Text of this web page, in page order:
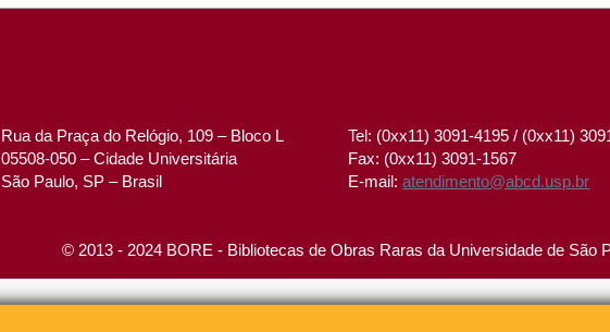
Rua da Praça do Relógio, 109 – Bloco L
05508-050 – Cidade Universitária
São Paulo, SP – Brasil
Tel: (0xx11) 3091-4195 / (0xx11)
Fax: (0xx11) 3091-1567
E-mail:atendimento@abcd.usp.br
© 2013 - 2024 BORE - Bibliotecas de Obras Raras da Universidade de São